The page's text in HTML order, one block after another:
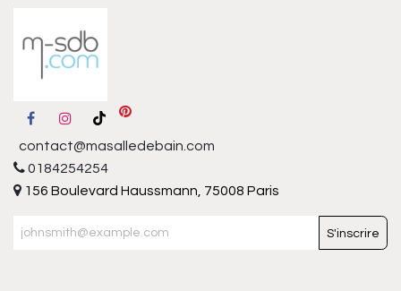
contact@masalledebain.com
0184254254
156 Boulevard Haussmann, 75008 Paris
S'inscrire